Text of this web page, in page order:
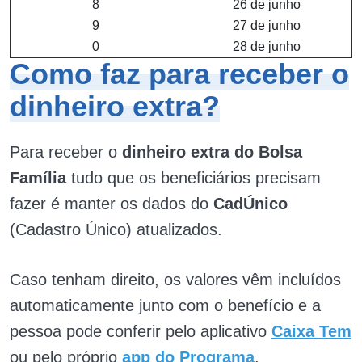
8
26 de junho
9
27 de junho
0
28 de junho
Como faz para receber o
dinheiro extra?
Para receber o dinheiro extra do Bolsa
Famíliatudo que os beneficiários precisam
fazer é manter os dados do CadÚnico
(Cadastro Único) atualizados.
Caso tenham direito, os valores vêm incluídos
automaticamente junto com o benefício e a
pessoa pode conferir pelo aplicativo Caixa Tem
ou pelo próprio app do Programa.